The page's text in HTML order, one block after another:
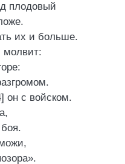
плодовый
их и больше.
молвит:
он с войском.